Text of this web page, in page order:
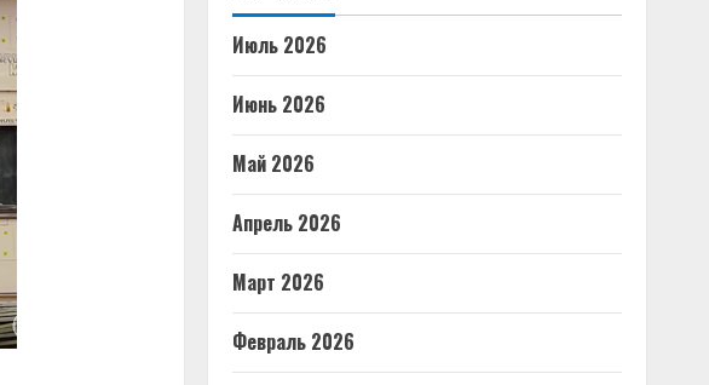
Июль 2026
Июнь 2026
Май 2026
Апрель 2026
Март 2026
Февраль 2026